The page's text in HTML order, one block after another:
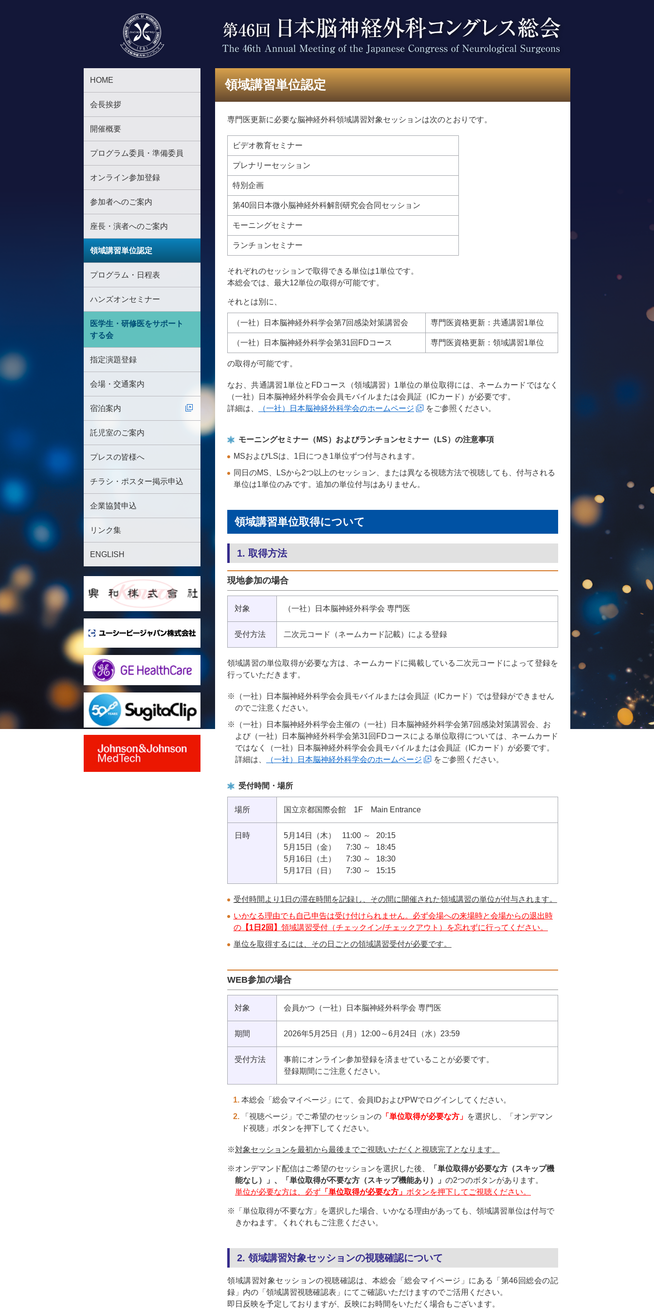
HOME
会長挨拶
開催概要
プログラム委員・準備委員
オンライン参加登録
参加者へのご案内
座長・演者へのご案内
領域講習単位認定
プログラム・日程表
ハンズオンセミナー
医学生・研修医をサポート
する会
指定演題登録
会場・交通案内
宿泊案内
託児室のご案内
プレスの皆様へ
チラシ・ポスター掲示申込
企業協賛申込
リンク集
ENGLISH
領域講習単位認定
専門医更新に必要な脳神経外科領域講習対象セッションは次のとおりです。
ビデオ教育セミナー
プレナリーセッション
特別企画
第40回日本微小脳神経外科解剖研究会合同セッション
モーニングセミナー
ランチョンセミナー
それぞれのセッションで取得できる単位は1単位です。
本総会では、最大12単位の取得が可能です。
それとは別に、
（一社）日本脳神経外科学会第7回感染対策講習会 専門医資格更新：共通講習1単位
（一社）日本脳神経外科学会第31回FDコース 専門医資格更新：領域講習1単位
の取得が可能です。
なお、共通講習1単位とFDコース（領域講習）1単位の単位取得には、ネームカードではなく
（一社）日本脳神経外科学会会員モバイルまたは会員証（ICカード）が必要です。
詳細は、
（一社）日本脳神経外科学会のホームページ をご参照ください。
モーニングセミナー（MS）およびランチョンセミナー（LS）の注意事項
MSおよびLSは、1日につき1単位ずつ付与されます。
同日のMS、LSから2つ以上のセッション、または異なる視聴方法で視聴しても、付与される
単位は1単位のみです。追加の単位付与はありません。
領域講習単位取得について
1. 取得方法
現地参加の場合
対象 （一社）日本脳神経外科学会 専門医
受付方法 二次元コード（ネームカード記載）による登録
領域講習の単位取得が必要な方は、ネームカードに掲載している二次元コードによって登録を
行っていただきます。
※（一社）日本脳神経外科学会会員モバイルまたは会員証（ICカード）では登録ができません
のでご注意ください。
※（一社）日本脳神経外科学会主催の（一社）日本脳神経外科学会第7回感染対策講習会、お
よび（一社）日本脳神経外科学会第31回FDコースによる単位取得については、ネームカード
ではなく（一社）日本脳神経外科学会会員モバイルまたは会員証（ICカード）が必要です。
詳細は、
（一社）日本脳神経外科学会のホームページ をご参照ください。
受付時間・場所
場所 国立京都国際会館 1F Main Entrance
日時 5月14日（木） 11:00 ～
20:15
5月15日（金）
7:30 ～
18:45
5月16日（土）
7:30 ～
18:30
5月17日（日）
7:30 ～ 15:15
受付時間より1日の滞在時間を記録し、その間に開催された領域講習の単位が付与されます。
いかなる理由でも自己申告は受け付けられません。必ず会場への来場時と会場からの退出時
の【1日2回】 領域講習受付（チェックイン/チェックアウト）を忘れずに行ってください。
単位を取得するには、その日ごとの領域講習受付が必要です。
WEB参加の場合
対象 会員かつ（一社）日本脳神経外科学会 専門医
期間 2026年5月25日（月）12:00～6月24日（水）23:59
受付方法
事前にオンライン参加登録を済ませていることが必要です。
登録期間にご注意ください。
本総会「総会マイページ」にて、会員IDおよびPWでログインしてください。
「視聴ページ」でご希望のセッションの「単位取得が必要な方」 を選択し、「オンデマン
ド視聴」ボタンを押下してください。
※対象セッションを最初から最後までご視聴いただくと視聴完了となります。
※オンデマンド配信はご希望のセッションを選択した後、
「単位取得が必要な方（スキップ機
能なし）」、「単位取得が不要な方（スキップ機能あり）」 の2つのボタンがあります。
単位が必要な方は、必ず 「単位取得が必要な方」 ボタンを押下してご視聴ください。
※「単位取得が不要な方」を選択した場合、いかなる理由があっても、領域講習単位は付与で
きかねます。くれぐれもご注意ください。
2. 領域講習対象セッションの視聴確認について
領域講習対象セッションの視聴確認は、本総会「総会マイページ」にある「第46回総会の記
録」内の「領域講習視聴確認表」にてご確認いただけますのでご活用ください。
即日反映を予定しておりますが、反映にお時間をいただく場合もございます。